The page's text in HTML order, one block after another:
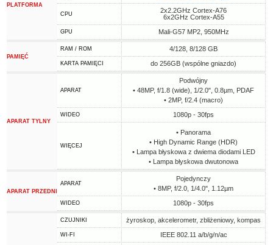
PLATFORMA
CPU
2x2.2GHz Cortex-A76
6x2GHz Cortex-A55
GPU Mali-G57 MP2, 950MHz
PAMIĘĆ
RAM / ROM 4/128, 8/128 GB
KARTA PAMIĘCI do 256GB (wspólne gniazdo)
APARAT TYLNY
APARAT
Podwójny
• 48MP, f/1.8 (wide), 1/2.0", 0.8µm, PDAF
• 2MP, f/2.4 (macro)
WIDEO 1080p - 30fps
WIĘCEJ
• Panorama
• High Dynamic Range (HDR)
• Lampa błyskowa z dwiema diodami LED
• Lampa błyskowa dwutonowa
APARAT PRZEDNI
APARAT
Pojedynczy
• 8MP, f/2.0, 1/4.0", 1.12µm
WIDEO 1080p - 30fps
CZUJNIKI żyroskop, akcelerometr, zbliżeniowy, kompas
WI-FI IEEE 802.11 a/b/g/n/ac